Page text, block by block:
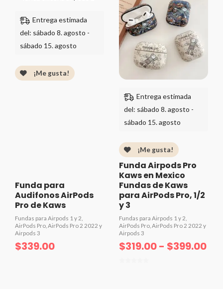
Entrega estimada
del: sábado 8. agosto -
sábado 15. agosto
¡Me gusta!
Funda para
Audifonos AirPods
Pro de Kaws
Fundas para Airpods 1 y 2,
AirPods Pro, AirPods Pro 2 2022 y
Airpods 3
$339.00
Entrega estimada
del: sábado 8. agosto -
sábado 15. agosto
¡Me gusta!
Funda Airpods Pro
Kaws en Mexico
Fundas de Kaws
para AirPods Pro, 1/2
y 3
Fundas para Airpods 1 y 2,
AirPods Pro, AirPods Pro 2 2022 y
Airpods 3
$319.00- $399.00